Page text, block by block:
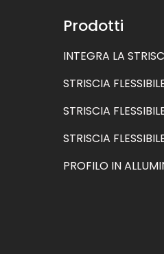
Prodotti
INTEGRA LA
STRISCIA
STRISCIA
STRISCIA
PROFILO IN